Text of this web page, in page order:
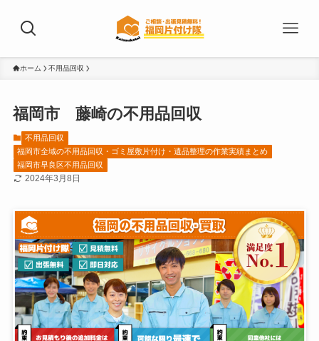
ホーム 不用品回収
福岡市 藤崎の不用品回収
不用品回収
福岡市全域の不用品回収・ゴミ屋敷片付け・遺品整理の作業実績まとめ
福岡市早良区不用品回収
2024年3月8日